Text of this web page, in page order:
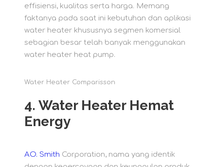
effisiensi, kualitas serta harga. Memang
faktanya pada saat ini kebutuhan dan aplikasi
water heater khususnya segmen komersial
sebagian besar telah banyak menggunakan
water heater heat pump.
Water Heater Comparisson
4. Water Heater Hemat
Energy
AO. Smith Corporation, nama yang identik